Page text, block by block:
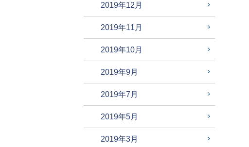
2019年12月
2019年11月
2019年10月
2019年9月
2019年7月
2019年5月
2019年3月